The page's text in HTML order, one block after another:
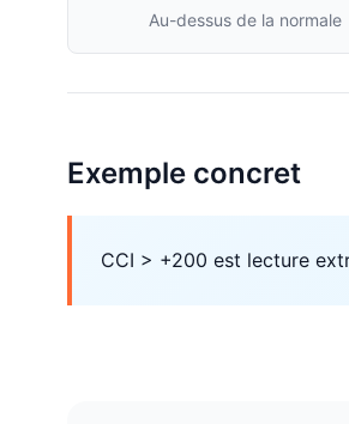
Au-dessus de la normale
Exemple concret
CCI > +200 est lecture